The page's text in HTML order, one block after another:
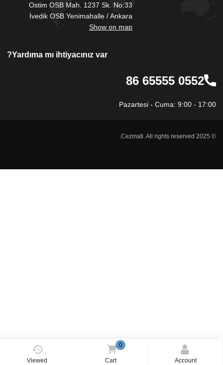
Account
0
Cart
Viewed
Ostim OSB Mah. 1237 Sk. No:33
İvedik OSB Yenimahalle / Ankara
Show on map
Yardıma mı ihtiyacınız var?
0552 65555 86
Pazartesi - Cuma: 9:00 - 17:00
© 2025 Cezmati. All rights reserved.